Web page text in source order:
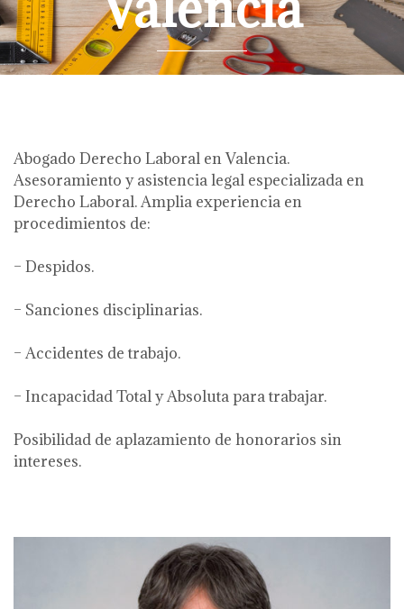
Abogado Derecho Laboral en Valencia.
Asesoramiento y asistencia legal especializada en
Derecho Laboral. Amplia experiencia en
procedimientos de:
– Despidos.
– Sanciones disciplinarias.
– Accidentes de trabajo.
– Incapacidad Total y Absoluta para trabajar.
Posibilidad de aplazamiento de honorarios sin
intereses.